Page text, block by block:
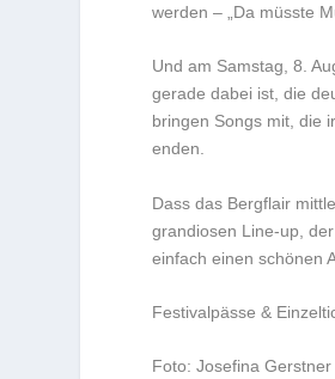
werden – „Da müsste
Und am Samstag, 8.
gerade dabei ist, die
bringen Songs mit, die
enden.
Dass das Bergflair
grandiosen Line-up,
einfach einen schönen
Festivalpässe &
Foto: Josefina Gerstner